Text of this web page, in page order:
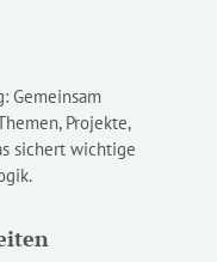
Gemeinsam
Projekte,
sichert wichtige